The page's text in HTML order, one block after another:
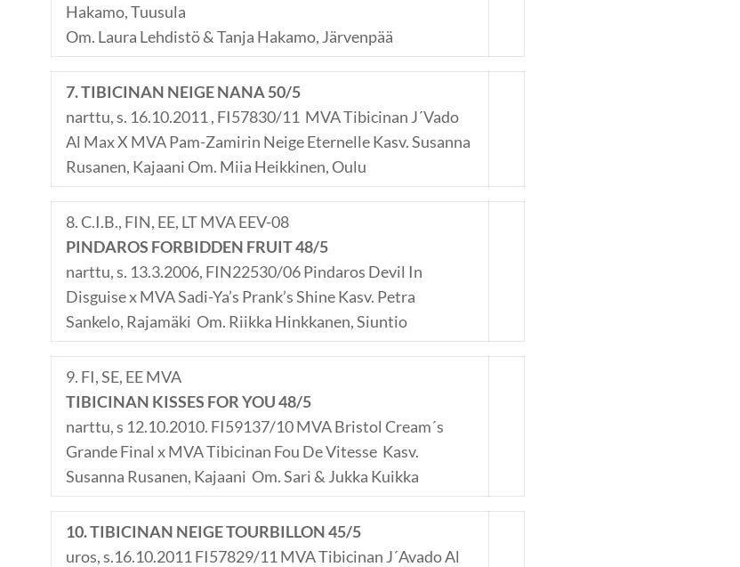
Hakamo, Tuusula
Om. Laura Lehdistö & Tanja Hakamo, Järvenpää
7. TIBICINAN NEIGE NANA 50/5
narttu, s. 16.10.2011 , FI57830/11 MVA Tibicinan J´Vado
Al Max X MVA Pam-Zamirin Neige Eternelle Kasv. Susanna
Rusanen, Kajaani Om. Miia Heikkinen, Oulu
8. C.I.B., FIN, EE, LT MVA EEV-08
PINDAROS FORBIDDEN FRUIT 48/5
narttu, s. 13.3.2006, FIN22530/06 Pindaros Devil In
Disguise x MVA Sadi-Ya’s Prank’s Shine Kasv. Petra
Sankelo, Rajamäki Om. Riikka Hinkkanen, Siuntio
9. FI, SE, EE MVA
TIBICINAN KISSES FOR YOU 48/5
narttu, s 12.10.2010. FI59137/10 MVA Bristol Cream´s
Grande Final x MVA Tibicinan Fou De Vitesse Kasv.
Susanna Rusanen, Kajaani Om. Sari & Jukka Kuikka
10. TIBICINAN NEIGE TOURBILLON 45/5
uros, s.16.10.2011 FI57829/11 MVA Tibicinan J´Avado Al